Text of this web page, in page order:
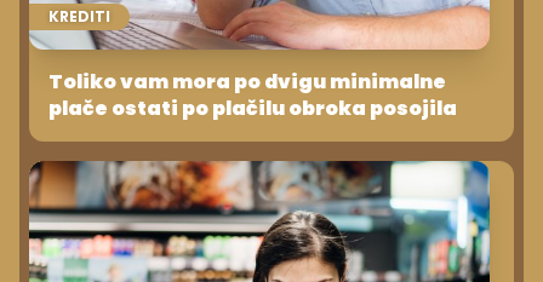
KREDITI
Toliko vam mora po dvigu minimalne
plače ostati po plačilu obroka posojila